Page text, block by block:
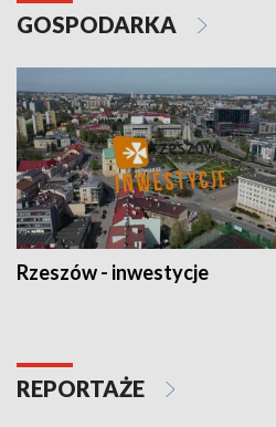
GOSPODARKA
Rzeszów - inwestycje
REPORTAŻE